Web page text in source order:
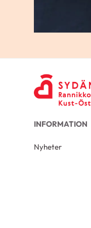
INFORMATION
Nyheter